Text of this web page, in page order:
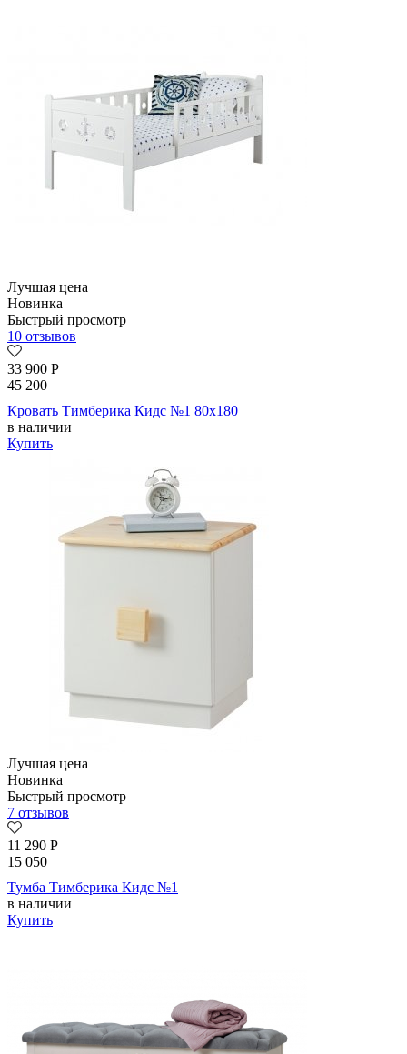
Лучшая цена
Новинка
Быстрый просмотр
10 отзывов
33 900 Р
45 200
Кровать Тимберика Кидс №1 80х180
в наличии
Купить
Лучшая цена
Новинка
Быстрый просмотр
7 отзывов
11 290 Р
15 050
Тумба Тимберика Кидс №1
в наличии
Купить